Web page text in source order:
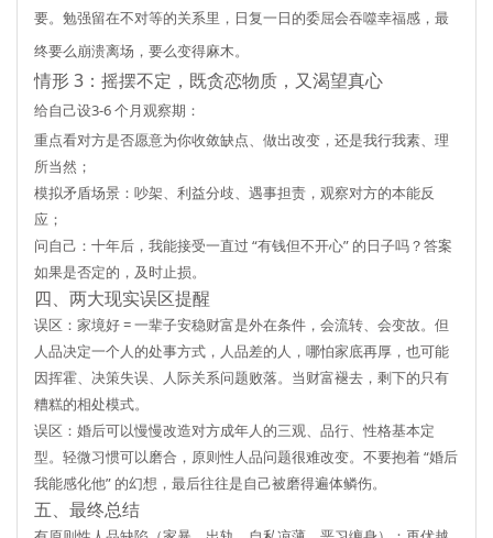
要。勉强留在不对等的关系里，日复一日的委屈会吞噬幸福感，最
终要么崩溃离场，要么变得麻木。
情形 3：摇摆不定，既贪恋物质，又渴望真心
给自己设3-6 个月观察期 ：
重点看对方是否愿意为你收敛缺点、做出改变，还是我行我素、理
所当然；
模拟矛盾场景：吵架、利益分歧、遇事担责，观察对方的本能反
应；
问自己：十年后，我能接受一直过 “有钱但不开心” 的日子吗？答案
如果是否定的，及时止损。
四、两大现实误区提醒
误区：家境好 = 一辈子安稳财富是外在条件，会流转、会变故。但
人品决定一个人的处事方式，人品差的人，哪怕家底再厚，也可能
因挥霍、决策失误、人际关系问题败落。当财富褪去，剩下的只有
糟糕的相处模式。
误区：婚后可以慢慢改造对方成年人的三观、品行、性格基本定
型。轻微习惯可以磨合，原则性人品问题很难改变。不要抱着 “婚后
我能感化他” 的幻想，最后往往是自己被磨得遍体鳞伤。
五、最终总结